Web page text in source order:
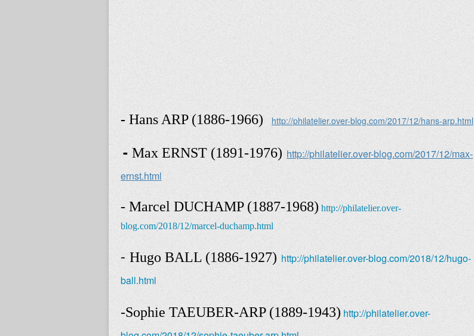
-Hans ARP (1886-1966) http://philatelier.over-blog.com/2017/12/hans-arp.html
- Max ERNST (1891-1976) http://philatelier.over-blog.com/2017/12/max-
ernst.html
- Marcel DUCHAMP (1887-1968) http://philatelier.over-
blog.com/2018/12/marcel-duchamp.html
-Hugo BALL (1886-1927) http://philatelier.over-blog.com/2018/12/hugo-
ball.html
-Sophie TAEUBER-ARP (1889-1943) http://philatelier.over-